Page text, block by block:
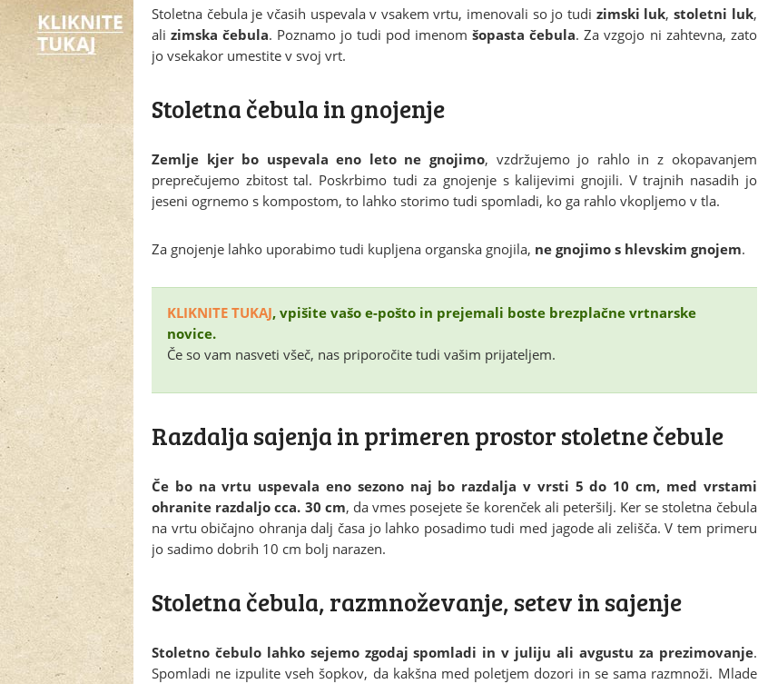
Stoletna čebula je včasih uspevala v vsakem vrtu, imenovali so jo tudi zimski luk, stoletni luk,
alizimska čebula. Poznamo jo tudi pod imenomšopasta čebula. Za vzgojo ni zahtevna, zato
jo vsekakor umestite v svoj vrt.
Stoletna čebula in gnojenje
Zemlje kjer bo uspevala eno leto ne gnojimo, vzdržujemo jo rahlo in z okopavanjem
preprečujemo zbitost tal. Poskrbimo tudi za gnojenje s kalijevimi gnojili. V trajnih nasadih jo
jeseni ogrnemo s kompostom, to lahko storimo tudi spomladi, ko ga rahlo vkopljemo v tla.
Za gnojenje lahko uporabimo tudi kupljena organska gnojila, ne gnojimo s hlevskim gnojem.
KLIKNITE TUKAJ, vpišite vašo e-pošto in prejemali boste brezplačne vrtnarske
novice.
Če so vam nasveti všeč, nas priporočite tudi vašim prijateljem.
Razdalja sajenja in primeren prostor stoletne čebule
Če bo na vrtu uspevala eno sezono naj bo razdalja v vrsti 5 do 10 cm, med vrstami
ohranite razdaljo cca. 30 cm, da vmes posejete še korenček ali peteršilj. Ker se stoletna čebula
na vrtu običajno ohranja dalj časa jo lahko posadimo tudi med jagode ali zelišča. V tem primeru
jo sadimo dobrih 10 cm bolj narazen.
Stoletna čebula, razmnoževanje, setev in sajenje
Stoletno čebulo lahko sejemo zgodaj spomladi in v juliju ali avgustu za prezimovanje.
Spomladi ne izpulite vseh šopkov, da kakšna med poletjem dozori in se sama razmnoži. Mlade